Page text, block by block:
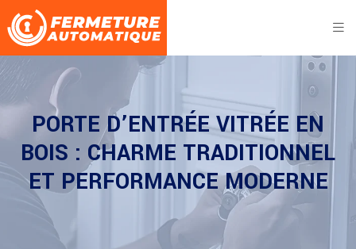
PORTE D’ENTRÉE VITRÉE EN
BOIS : CHARME TRADITIONNEL
ET PERFORMANCE MODERNE